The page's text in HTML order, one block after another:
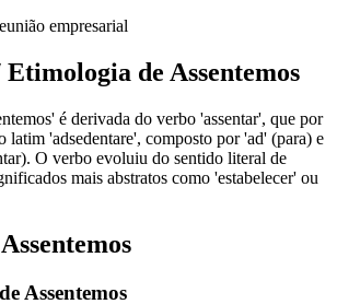
empresarial
Etimologia de Assentemos
é derivada do verbo 'assentar', que por
latim 'adsedentare', composto por 'ad' (para) e
O verbo evoluiu do sentido literal de
mais abstratos como 'estabelecer' ou
Assentemos
de Assentemos